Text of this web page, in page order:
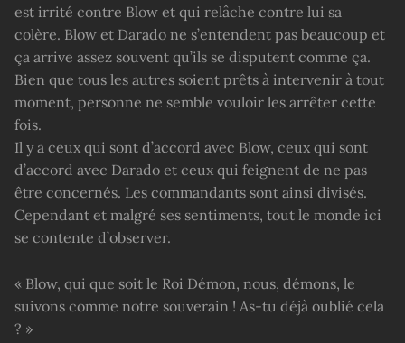
est irrité contre Blow et qui relâche contre lui sa
colère. Blow et Darado ne s’entendent pas beaucoup et
ça arrive assez souvent qu’ils se disputent comme ça.
Bien que tous les autres soient prêts à intervenir à tout
moment, personne ne semble vouloir les arrêter cette
fois.
Il y a ceux qui sont d’accord avec Blow, ceux qui sont
d’accord avec Darado et ceux qui feignent de ne pas
être concernés. Les commandants sont ainsi divisés.
Cependant et malgré ses sentiments, tout le monde ici
se contente d’observer.
« Blow, qui que soit le Roi Démon, nous, démons, le
suivons comme notre souverain ! As-tu déjà oublié cela
? »